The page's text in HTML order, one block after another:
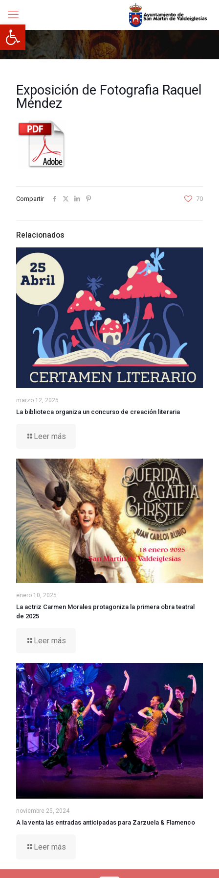
Abrir barra de herramientas
Exposición de Fotografia Raquel
Méndez
Compartir 70
Relacionados
marzo 12, 2025
La biblioteca organiza un concurso de creación literaria
Leer más
enero 10, 2025
La actriz Carmen Morales protagoniza la primera obra teatral
de 2025
Leer más
noviembre 25, 2024
A la venta las entradas anticipadas para Zarzuela & Flamenco
Leer más